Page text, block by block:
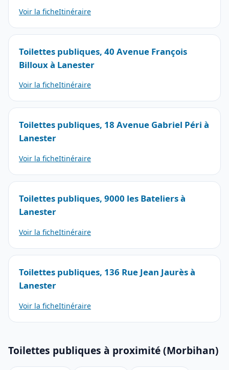
Voir la ficheItinéraire
Toilettes publiques, 40 Avenue François
Billoux à Lanester
Voir la ficheItinéraire
Toilettes publiques, 18 Avenue Gabriel Péri à
Lanester
Voir la ficheItinéraire
Toilettes publiques, 9000 les Bateliers à
Lanester
Voir la ficheItinéraire
Toilettes publiques, 136 Rue Jean Jaurès à
Lanester
Voir la ficheItinéraire
Toilettes publiques à proximité (Morbihan)